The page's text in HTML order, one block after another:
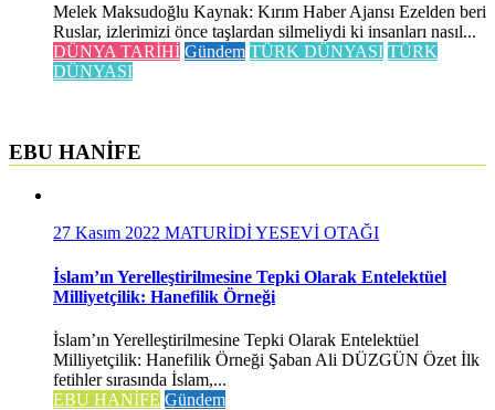
Melek Maksudoğlu Kaynak: Kırım Haber Ajansı Ezelden beri
Ruslar, izlerimizi önce taşlardan silmeliydi ki insanları nasıl...
DÜNYA TARİHİ Gündem TÜRK DÜNYASI TÜRK
DÜNYASI
EBU HANİFE
27 Kasım 2022 MATURİDİ YESEVİ OTAĞI
İslam’ın Yerelleştirilmesine Tepki Olarak Entelektüel
Milliyetçilik: Hanefilik Örneği
İslam’ın Yerelleştirilmesine Tepki Olarak Entelektüel
Milliyetçilik: Hanefilik Örneği Şaban Ali DÜZGÜN Özet İlk
fetihler sırasında İslam,...
EBU HANİFE Gündem